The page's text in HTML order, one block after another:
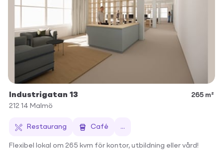
Industrigatan 13
265 m²
212 14 Malmö
Restaurang Café ...
Flexibel lokal om 265 kvm för kontor, utbildning eller vård!